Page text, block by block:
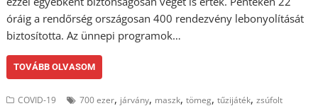
óráig a rendőrség országosan 400 rendezvény lebonyolítását
biztosította. Az ünnepi programok…
TOVÁBB OLVASOM
COVID-19 700 ezer, járvány, maszk,tömeg,tűzijáték,zsúfolt